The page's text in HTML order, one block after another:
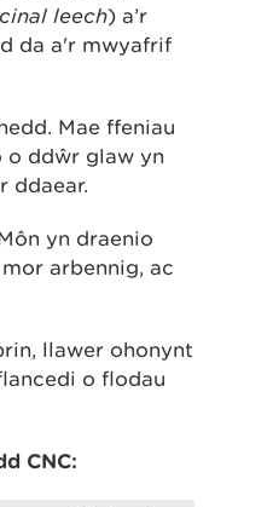
leech) a’r
da a'r mwyafrif
Mae ffeniau
o ddŵr glaw yn
ddaear.
yn draenio
arbennig, ac
llawer ohonynt
o flodau
CNC: